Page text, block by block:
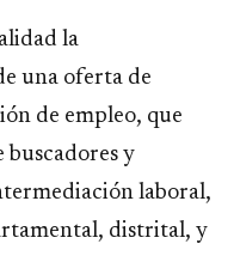
la
una oferta de
de empleo, que
buscadores y
laboral,
distrital, y